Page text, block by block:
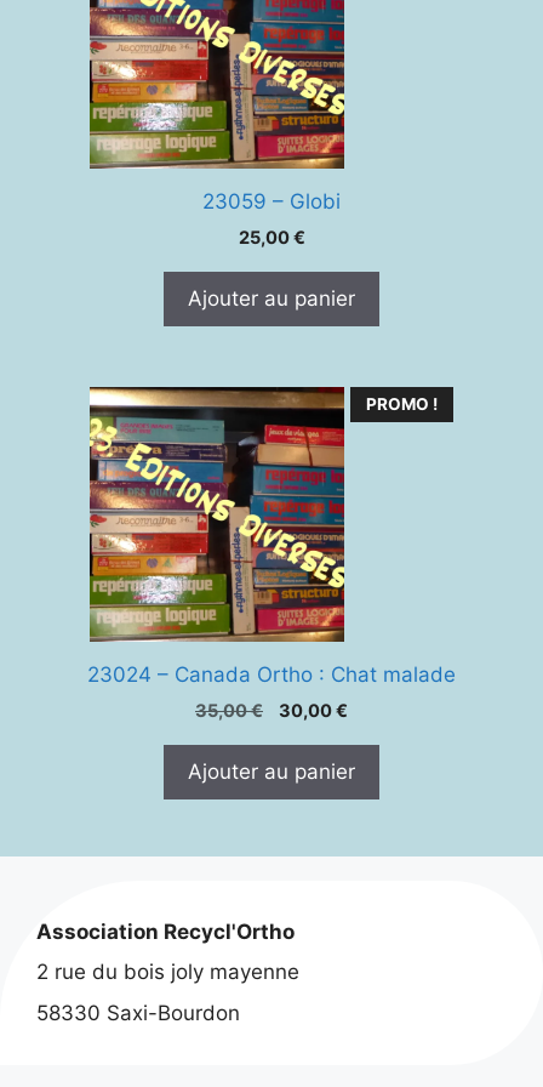
23059 – Globi
25,00€
Ajouter au panier
PROMO !
23024 – Canada Ortho : Chat malade
35,00€
Le
était :
30,00€
est :
Ajouter au panier
Association Recycl'Ortho
2 rue du bois joly mayenne
58330 Saxi-Bourdon